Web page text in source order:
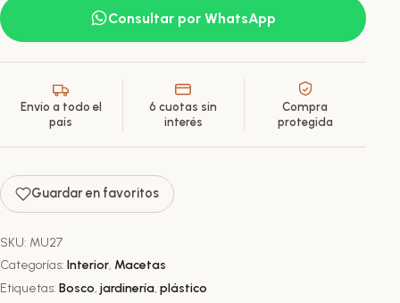
Umbra
Bosco
Brillante
cantidad
Consultar por WhatsApp
Envío a todo el
país
6 cuotas sin
interés
Compra
protegida
Guardar en favoritos
SKU: MU27
Categorías: Interior, Macetas
Etiquetas: Bosco, jardinería, plástico